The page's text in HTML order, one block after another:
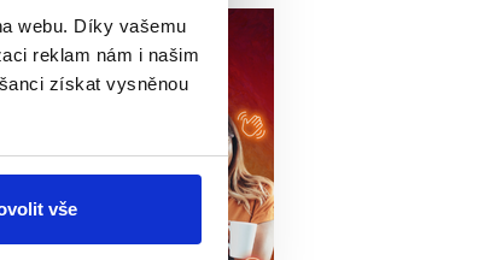
webu. Díky vašemu
reklam nám i našim
získat vysněnou
vše